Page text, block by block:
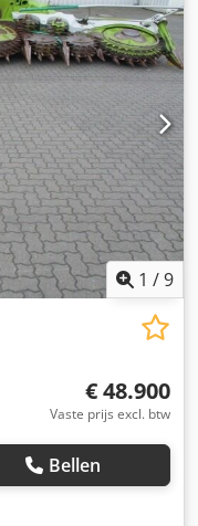
1 /9
€ 48.900
Vaste prijs excl. btw
Bellen